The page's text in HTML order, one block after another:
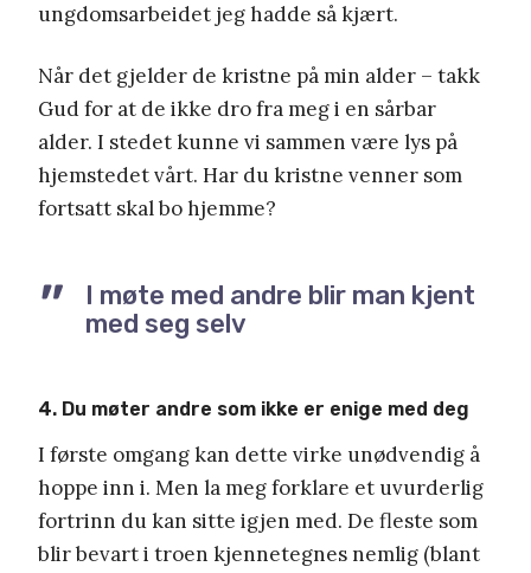
ungdomsarbeidet jeg hadde så kjært.
Når det gjelder de kristne på min alder – takk
Gud for at de ikke dro fra meg i en sårbar
alder. I stedet kunne vi sammen være lys på
hjemstedet vårt. Har du kristne venner som
fortsatt skal bo hjemme?
I møte med andre blir man kjent
med seg selv
4. Du møter andre som ikke er enige med deg
I første omgang kan dette virke unødvendig å
hoppe inn i. Men la meg forklare et uvurderlig
fortrinn du kan sitte igjen med. De fleste som
blir bevart i troen kjennetegnes nemlig (blant